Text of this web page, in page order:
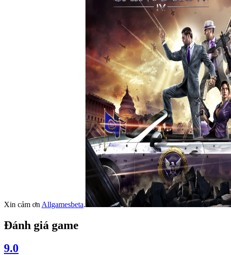
Xin cảm ơn Allgamesbeta.
Đánh giá game
9.0